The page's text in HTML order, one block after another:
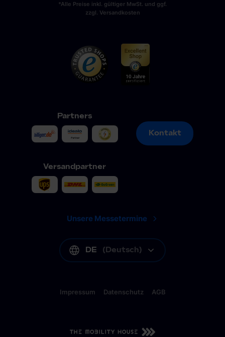
*Alle Preise inkl. gültiger MwSt. und ggf.
zzgl. Versandkosten
Partners
Versandpartner
Kontakt
Kontakt
Unsere Messetermine
DE (Deutsch)
Impressum Datenschutz AGB